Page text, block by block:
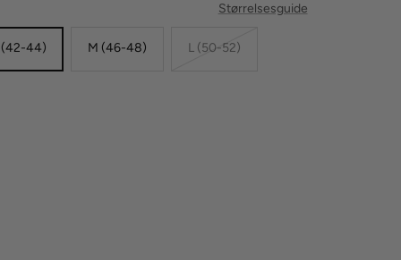
Størrelsesguide
(42-44) M (46-48) L (50-52)